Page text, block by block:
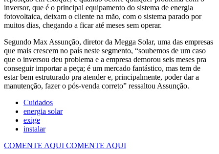
inversor, que é o principal equipamento do sistema de energia
fotovoltaica, deixam o cliente na mão, com o sistema parado por
muitos dias, chegando a ficar até meses sem operar.
Segundo Max Assunção, diretor da Megga Solar, uma das empresas
que mais crescem no país neste segmento, “soubemos de um caso
que o inversou deu problema e a empresa demorou seis meses pra
conseguir importar a peça; é um mercado fantástico, mas tem de
estar bem estruturado pra atender e, principalmente, poder dar a
manutenção, fazer o pós-venda correto” ressaltou Assunção.
Cuidados
energia solar
exige
instalar
COMENTE AQUI COMENTE AQUI